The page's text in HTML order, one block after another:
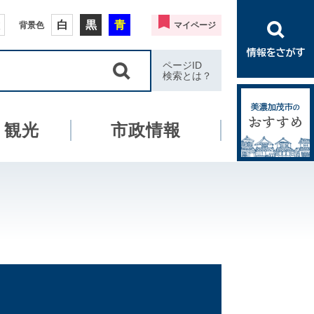
背景色 白 黒 青 マイページ
ページID
検索とは？
光 市政情報